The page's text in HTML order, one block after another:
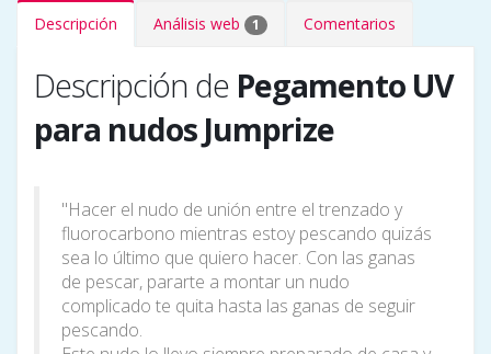
Descripción Análisis web 1 Comentarios
Descripción de Pegamento UV
para nudos Jumprize
"Hacer el nudo de unión entre el trenzado y
fluorocarbono mientras estoy pescando quizás
sea lo último que quiero hacer. Con las ganas
de pescar, pararte a montar un nudo
complicado te quita hasta las ganas de seguir
pescando.